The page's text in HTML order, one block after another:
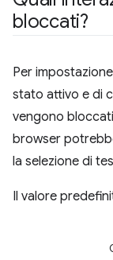
bloccati?
Per
stato attivo e di
vengono
browser
la selezione di
Il valore